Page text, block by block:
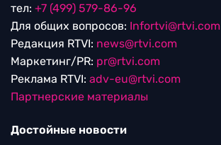
тел: +7 (499) 579-86-96
Для общих вопросов: Infortvi@rtvi.com
Редакция RTVI: news@rtvi.com
Маркетинг/PR: pr@rtvi.com
Реклама RTVI: adv-eu@rtvi.com
Партнерские материалы
Достойные новости